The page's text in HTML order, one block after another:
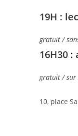
19H :
gratuit /
16H30
gratuit / sur
10, place